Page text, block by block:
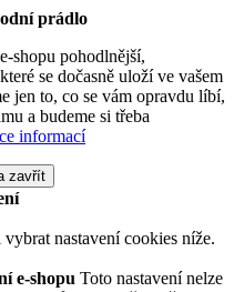
prádlo
shopu pohodlnější,
se dočasně uloží ve vašem
jen to, co se vám opravdu líbí,
a budeme si třeba
informací
zavřít
nastavení cookies níže.
e-shopu Toto nastavení nelze